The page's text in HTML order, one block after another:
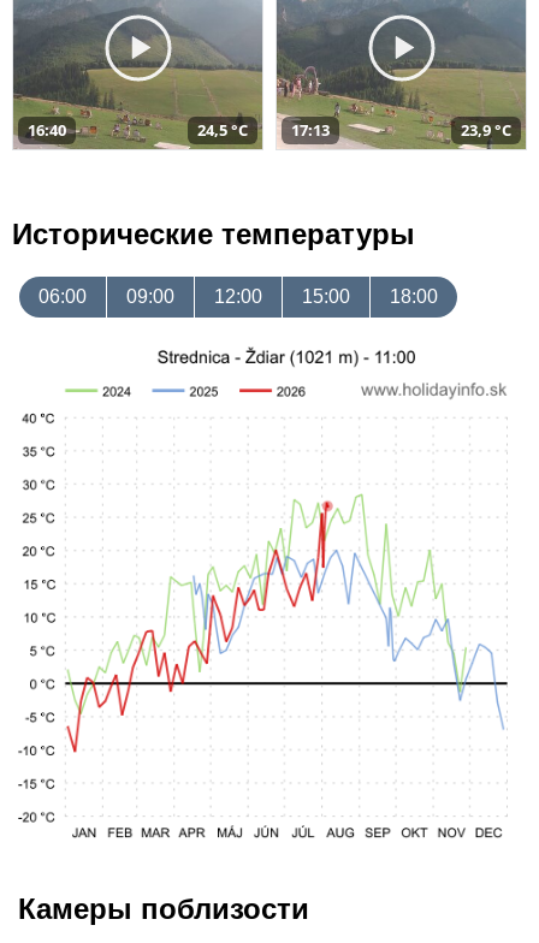
16:40 24,5 °C 17:13 23,9 °C
Исторические температуры
06:00 09:00 12:00 15:00 18:00
Камеры поблизости